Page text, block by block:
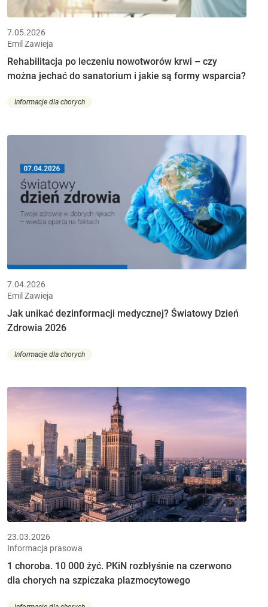
7.05.2026
Emil Zawieja
Rehabilitacja po leczeniu nowotworów krwi – czy
można jechać do sanatorium i jakie są formy wsparcia?
Informacje dla chorych
7.04.2026
Emil Zawieja
Jak unikać dezinformacji medycznej? Światowy Dzień
Zdrowia 2026
Informacje dla chorych
23.03.2026
Informacja prasowa
1 choroba. 10 000 żyć. PKiN rozbłyśnie na czerwono
dla chorych na szpiczaka plazmocytowego